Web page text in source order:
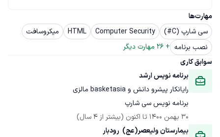
مهارت‌ها
سی شارپ (C#)
Computer Security
HTML
میکروسافت
نصب برنامه +
26 مهارت دیگر
سوابق کاری
برنامه نویس ارشد
رایانکار پیشرو دانش و basketasia مالزی
برنامه نویس سی شارپ
30 بهمن 1400
تا اکنون (بیشتر از 4 سال)
بیمارستان ولیعصر(عج)  رودبار